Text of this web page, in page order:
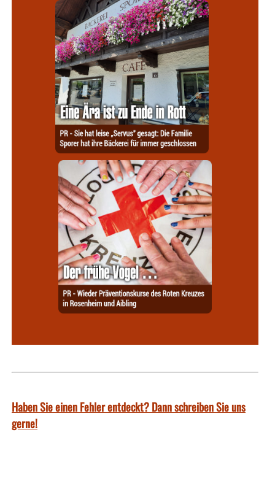
Haben Sie einen Fehler entdeckt? Dann schreiben Sie uns
gerne!